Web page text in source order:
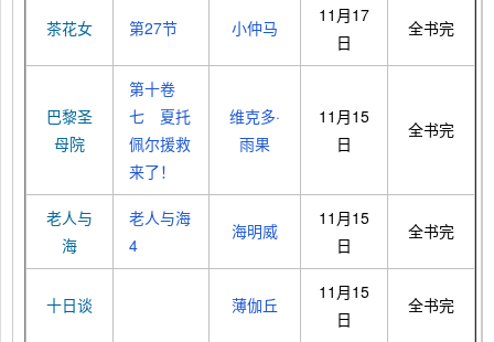
茶花女 第27节 小仲马
11月17
日
全书完
巴黎圣
母院
第十卷
七 夏托
佩尔援救
来了！
维克多·
雨果
11月15
日
全书完
老人与
海
老人与海
4
海明威
11月15
日
全书完
十日谈 薄伽丘
11月15
日
全书完